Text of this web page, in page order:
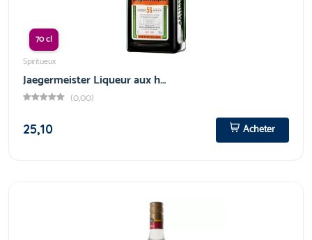
70 cl
Spiritueux
Jaegermeister Liqueur aux h…
(0,00)
25,10
Acheter